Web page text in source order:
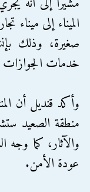
الميناء إلى
صغيرة، وذلك
خدمات الجوازات
وأكد قنديل أن
منطقة الصعيد
والآثار، كما وجه
عودة الأمن.